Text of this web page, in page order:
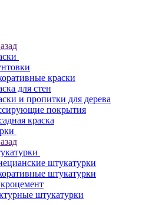
краски
для стен
и пропитки для дерева
покрытия
краска
штукатурки
штукатурки
штукатурки